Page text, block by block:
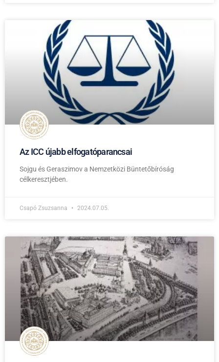
Az ICC újabb elfogatóparancsai
Sojgu és Geraszimov a Nemzetközi Büntetőbíróság
célkeresztjében.
Csapó Zsuzsanna 2024.07.05.